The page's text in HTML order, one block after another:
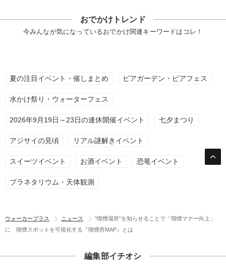
おでかけトレンド
今みんなが気になっているおでかけ関連キーワードはコレ！
夏の注目イベント・催しまとめ ビアガーデン・ビアフェス
水かけ祭り・ウォーターフェス
2026年9月19日～23日の連休開催イベント 七夕まつり
アジサイの見頃 リアル謎解きイベント
スイーツイベント お酒イベント 恐竜イベント
プラネタリウム・天体観測
ウォーカープラス ニュース
“喫煙場所”を知らせることで「喫煙マナー向上」
に 喫煙スポットを可視化する『喫煙所MAP』とは
編集部イチオシ